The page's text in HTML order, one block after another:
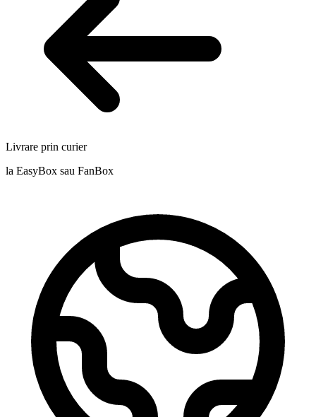
Livrare prin curier
la EasyBox sau FanBox